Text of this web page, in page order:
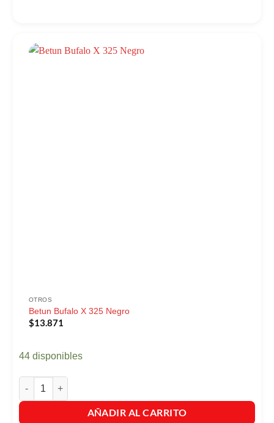
OTROS
Betun Bufalo X 325 Negro
$13.871
44 disponibles
Betun Bufalo X 325 Negro cantidad
AÑADIR AL CARRITO